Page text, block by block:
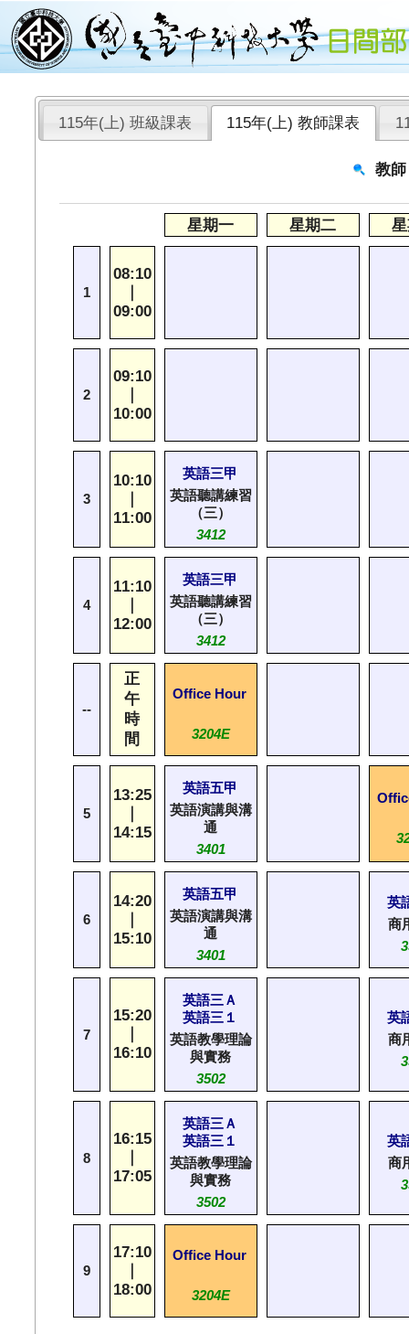
115年(上) 班級課表 115年(上) 教師課表
教師
星期一 星期二
1
08:10
09:00
2
09:10
10:00
3
10:10
11:00
英語三甲
英語聽講練習
（三）
3412
4
11:10
12:00
英語三甲
英語聽講練習
（三）
3412
--
正
午
時
間
Office Hour
3204E
5
13:25
14:15
英語五甲
英語演講與溝
通
3401
6
14:20
15:10
英語五甲
英語演講與溝
通
3401
英
商
7
15:20
16:10
英語三Ａ
英語三１
英語教學理論
與實務
3502
英
商
8
16:15
17:05
英語三Ａ
英語三１
英語教學理論
與實務
3502
英
商
9
17:10
18:00
Office Hour
3204E